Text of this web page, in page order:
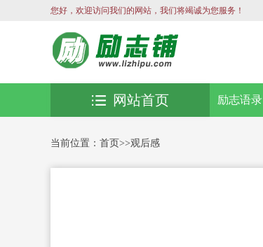
您好，欢迎访问我们的网站，我们将竭诚为您服务！
励志语录
网站首页
当前位置： 首页>>观后感